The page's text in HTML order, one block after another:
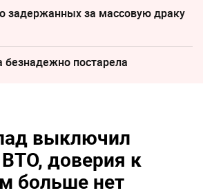
задержанных за массовую драку
безнадежно постарела
выключил
доверия к
больше нет